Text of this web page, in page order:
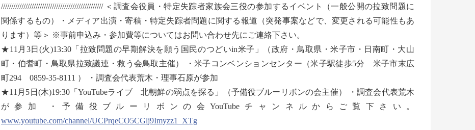
////////////////////////////////////////////////// ＜調査会役員・特定失踪者家族会三役の参加するイベント（一般公開の拉致問題に
関係するもの）・メディア出演・寄稿・特定失踪者問題に関する報道（突発事案などで、変更される可能性もあ
ります）等＞ ※事前申込み・参加費等についてはお問い合わせ先にご連絡下さい。
★11月3日(火)13:30「拉致問題の早期解決を願う国民のつどいin米子」（政府・鳥取県・米子市・日南町・大山
町・伯耆町・鳥取県拉致議連・救う会鳥取主催） ・米子コンベンションセンター（米子駅徒歩5分 米子市末広
町294 0859-35-8111 ） ・調査会代表荒木・理事石原が参加
★11月5日(木)19:30「YouTubeライブ 北朝鮮の弱点を探る」（予備役ブルーリボンの会主催） ・調査会代表荒木
が参加 ・予備役ブルーリボンの会YouTubeチャンネルからご覧下さい。
www.youtube.com/channel/UCPrqeCO5CGlj9Imyzz1_XTg